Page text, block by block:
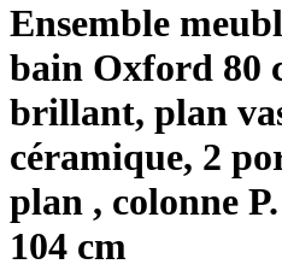
Ensemble
bain Oxford 80
brillant, plan
céramique, 2
plan , colonne
104 cm